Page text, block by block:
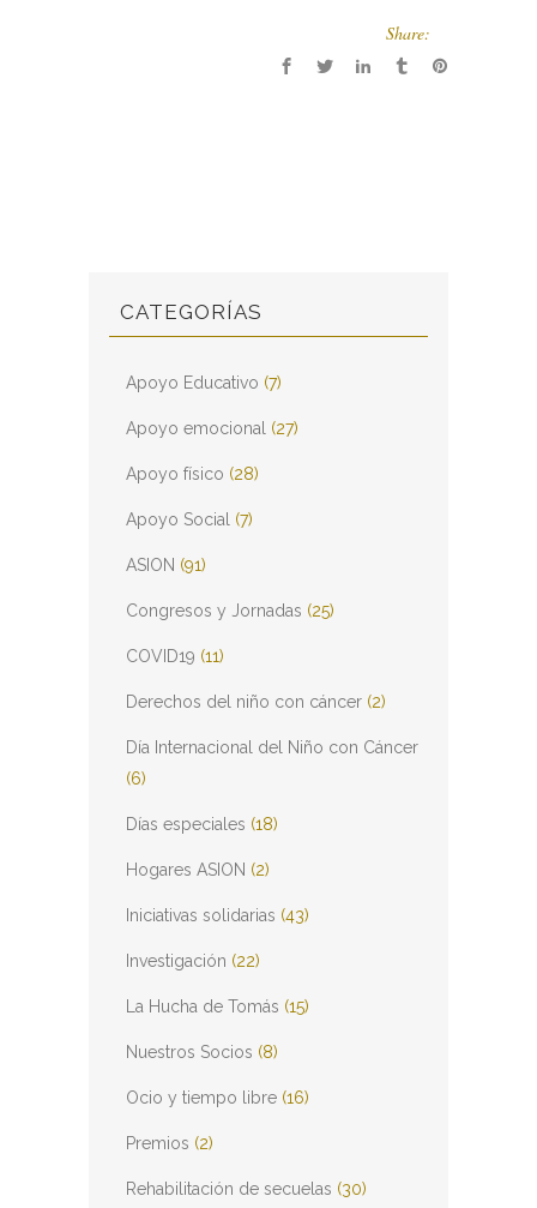
Share:
CATEGORÍAS
Apoyo Educativo (7)
Apoyo emocional (27)
Apoyo físico (28)
Apoyo Social (7)
ASION (91)
Congresos y Jornadas (25)
COVID19 (11)
Derechos del niño con cáncer (2)
Día Internacional del Niño con Cáncer
(6)
Días especiales (18)
Hogares ASION (2)
Iniciativas solidarias (43)
Investigación (22)
La Hucha de Tomás (15)
Nuestros Socios (8)
Ocio y tiempo libre (16)
Premios (2)
Rehabilitación de secuelas (30)